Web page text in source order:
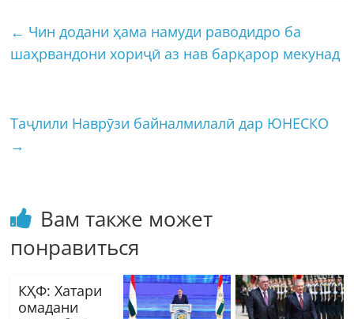
← Чин додани ҳама намуди раводидро ба
шаҳрвандони хориҷӣ аз нав барқарор мекунад
Таҷлили Наврӯзи байналмилалӣ дар ЮНЕСКО
→
Вам также может
понравиться
КҲФ: Хатари
омадани